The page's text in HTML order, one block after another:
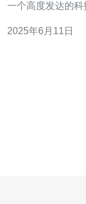
一个高度发达的
呢？让我们一起来探讨。 原生IP解析是指
2025年6月11日